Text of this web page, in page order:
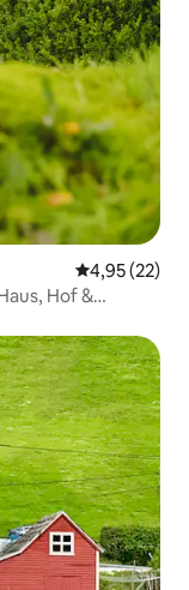
4,95 (22)
Hof &